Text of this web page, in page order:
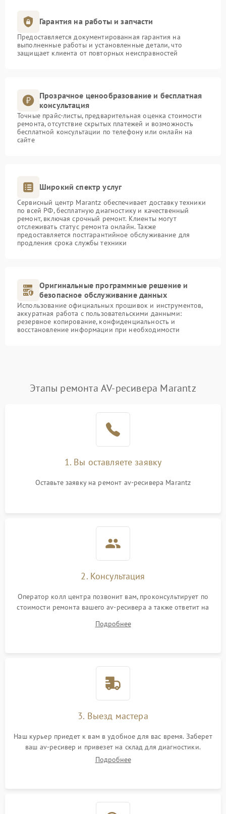
Гарантия на работы и запчасти
Предоставляется документированная гарантия на
выполненные работы и установленные детали, что
защищает клиента от повторных неисправностей
Прозрачное ценообразование и бесплатная
консультация
Точные прайс-листы, предварительная оценка стоимости
ремонта, отсутствие скрытых платежей и возможность
бесплатной консультации по телефону или онлайн на
сайте
Широкий спектр услуг
Сервисный центр Marantz обеспечивает доставку техники
по всей РФ, бесплатную диагностику и качественный
ремонт, включая срочный ремонт. Клиенты могут
отслеживать статус ремонта онлайн. Также
предоставляется постгарантийное обслуживание для
продления срока службы техники
Оригинальные программные решение и
безопасное обслуживание данных
Использование официальных прошивок и инструментов,
аккуратная работа с пользовательскими данными:
резервное копирование, конфиденциальность и
восстановление информации при необходимости
Этапы ремонта AV-ресивера Marantz
1. Вы оставляете заявку
Оставьте заявку на ремонт av-ресивера Marantz
2. Консультация
Оператор колл центра позвонит вам, проконсультирует по
стоимости ремонта вашего av-ресивера а также ответит на
Подробнее
3. Выезд мастера
Наш курьер приедет к вам в удобное для вас время. Заберет
ваш av-ресивер и привезет на склад для диагностики.
Подробнее